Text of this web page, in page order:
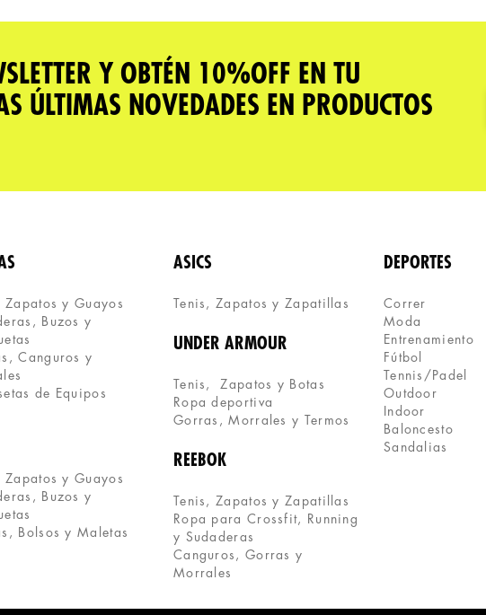
Y OBTÉN 10%OFF EN TU
ÚLTIMAS NOVEDADES EN PRODUCTOS
Zapatos y Guayos
Buzos y
Canguros y
de Equipos
Zapatos y Guayos
Buzos y
Bolsos y Maletas
ASICS
Tenis, Zapatos y Zapatillas
UNDER ARMOUR
Tenis,  Zapatos y Botas
Ropa deportiva
Gorras, Morrales y Termos
REEBOK
Tenis, Zapatos y Zapatillas
Ropa para Crossfit, Running
y Sudaderas
Canguros, Gorras y
Morrales
DEPORTES
Correr
Moda
Entrenamiento
Fútbol
Tennis/Padel
Outdoor
Indoor
Baloncesto
Sandalias